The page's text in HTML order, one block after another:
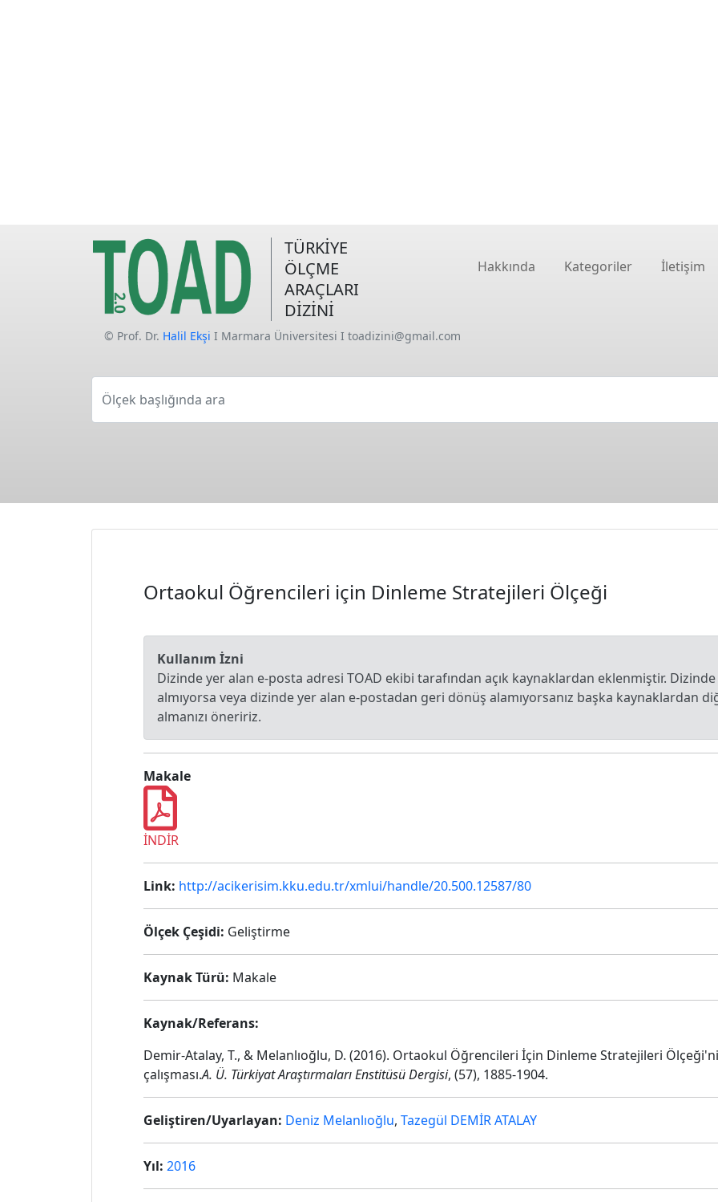
TÜRKİYE
ÖLÇME
ARAÇLARI
DİZİNİ
Hakkında Kategoriler İletişim
© Prof. Dr. Halil Ekşi I Marmara Üniversitesi I toadizini@gmail.com
Ölçek başlığında ara
Ortaokul Öğrencileri için Dinleme Stratejileri Ölçeği
Kullanım İzni
Dizinde yer alan e-posta adresi TOAD ekibi tarafından açık kaynaklardan eklenmiştir.
almıyorsa veya dizinde yer alan e-postadan geri dönüş alamıyorsanız başka kaynaklardan
almanızı öneririz.
Makale
İNDİR
Link: http://acikerisim.kku.edu.tr/xmlui/handle/20.500.12587/80
Ölçek Çeşidi: Geliştirme
Kaynak Türü: Makale
Kaynak/Referans:
Demir-Atalay, T., & Melanlıoğlu, D. (2016). Ortaokul Öğrencileri İçin Dinleme Stratejileri
çalışması.A. Ü. Türkiyat Araştırmaları Enstitüsü Dergisi, (57), 1885-1904.
Geliştiren/Uyarlayan: Deniz Melanlıoğlu, Tazegül DEMİR ATALAY
Yıl: 2016